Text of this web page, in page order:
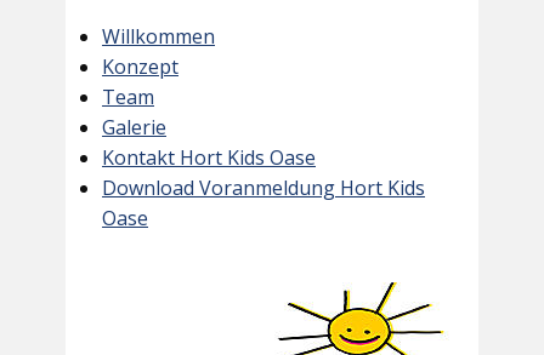
Willkommen
Konzept
Team
Galerie
Kontakt Hort Kids Oase
Download Voranmeldung Hort Kids
Oase